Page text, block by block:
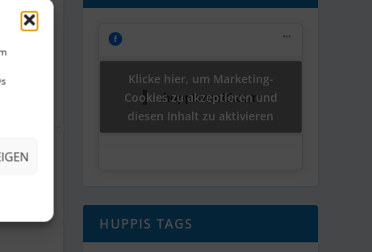
huppisworld.com
Klicke hier, um Marketing-
Cookies zu akzeptieren und
diesen Inhalt zu aktivieren
HUPPIS TAGS